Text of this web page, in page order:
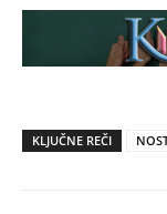
KLJUČNE REČI